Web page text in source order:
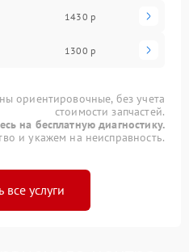
1430 р
1300 р
ориентировочные, без учета
стоимости запчастей.
на бесплатную диагностику.
и укажем на неисправность.
все услуги